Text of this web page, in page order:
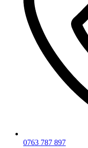
0763 787 897